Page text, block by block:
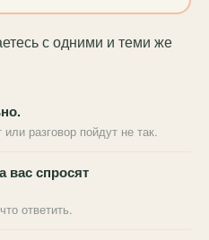
с одними и теми же
разговор пойдут не так.
вас спросят
ответить.